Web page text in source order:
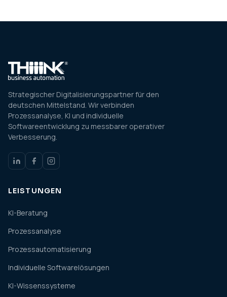
Strategischer Digitalisierungspartner für den
deutschen Mittelstand. Wir verbinden
Prozessanalyse, KI und individuelle
Softwareentwicklung zu messbarer operativer
Verbesserung.
LEISTUNGEN
KI-Beratung
Prozessanalyse
Prozessautomatisierung
Individuelle Softwarelösungen
KI-Wissenssysteme